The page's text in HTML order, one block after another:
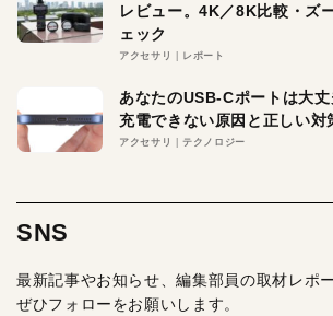
レビュー。4K／8K比較・ズ
ェック
アクセサリ レポート
あなたのUSB-Cポートは大丈
充電できない原因と正しい対
アクセサリ テクノロジー
SNS
最新記事やお知らせ、編集部員の取材レポ
ぜひフォローをお願いします。